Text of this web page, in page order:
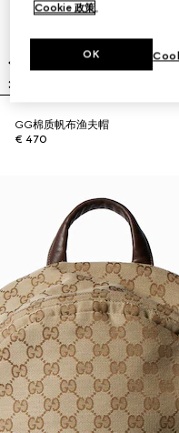
GG棉质帆布渔夫帽
€ 470
Cookie 政策。
OK